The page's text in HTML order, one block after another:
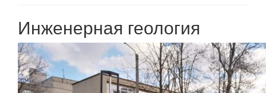
Инженерная геология